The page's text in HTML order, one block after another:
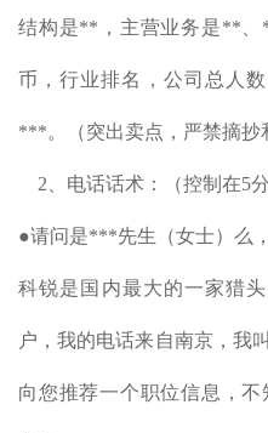
结构是**，主营业务是**
币，行业排名，公司总人
***。（突出卖点，严禁摘抄
2、电话话术：（控制在5
●请问是***先生（女士）么
科锐是国内最大的一家猎
户，我的电话来自南京，我
向您推荐一个职位信息，